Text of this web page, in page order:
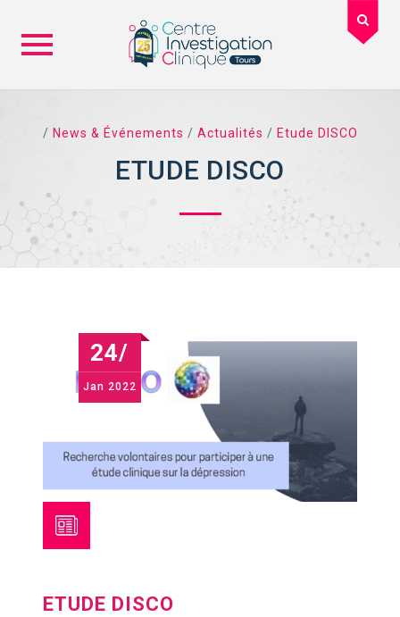
content
/ News & Événements / Actualités / Etude DISCO
ETUDE DISCO
24/
Jan 2022
ETUDE DISCO